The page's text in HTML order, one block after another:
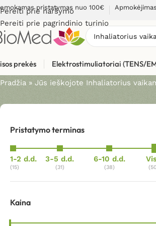
Pereiti prie naršymo
Pereiti prie pagrindinio turinio
pristatymas nuo 100€
prekės Elektrostimuliatoriai (TENS/
Paieškos
Pradžia » Jūs ieškojote Inhaliatorius
Pristatymo terminas
1-2 d.d.
(15)
3-5 d.d.
(31)
6-10 d.d.
(38)
Kaina